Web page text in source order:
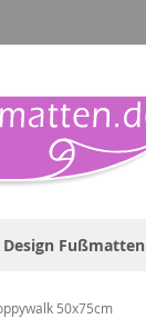
Design Fußmatten
50x75cm